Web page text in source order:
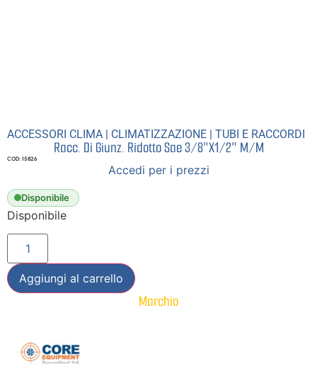
ACCESSORI CLIMA | CLIMATIZZAZIONE | TUBI E RACCORDI
Racc. Di Giunz. Ridotto Sae 3/8″X1/2″ M/M
COD: 15826
Accedi per i prezzi
Disponibile
Disponibile
Aggiungi al carrello
Marchio